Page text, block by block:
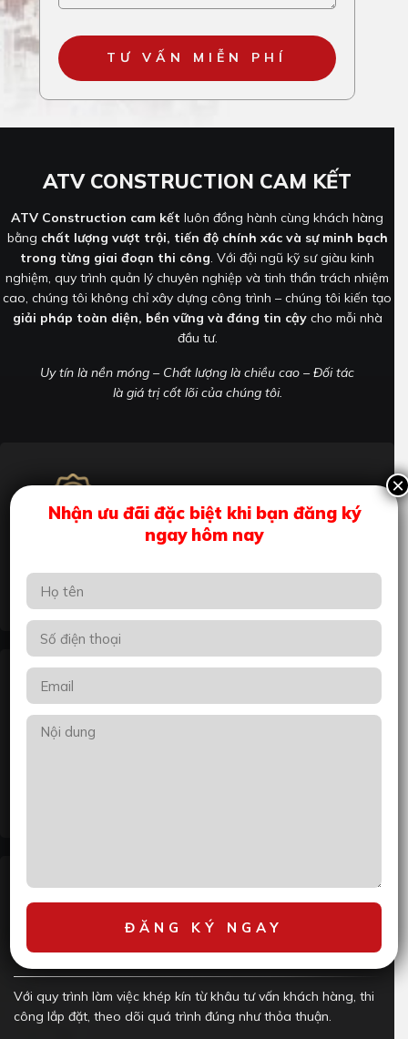
ATV CONSTRUCTION CAM KẾT
ATV Construction cam kết luôn đồng hành cùng khách hàng
bằng chất lượng vượt trội, tiến độ chính xác và sự minh bạch
trong từng giai đoạn thi công. Với đội ngũ kỹ sư giàu kinh
nghiệm, quy trình quản lý chuyên nghiệp và tinh thần trách nhiệm
cao, chúng tôi không chỉ xây dựng công trình – chúng tôi kiến tạo
giải pháp toàn diện, bền vững và đáng tin cậycho mỗi nhà
đầu tư.
Uy tín là nền móng – Chất lượng là chiều cao – Đối tác
là giá trị cốt lõi của chúng tôi.
CHẤT LƯỢNG DỊCH VỤ
Đội ngũ nhân sự, chuyên viên tư vấn đều có trình độ chuyên
môn cao, nhiều năm kinh nghiệm trong lĩnh vực thiết kế
QUY TRÌNH BÀI BẢN
Với quy trình làm việc khép kín từ khâu tư vấn khách hàng, thi
công lắp đặt, theo dõi quá trình đúng như thỏa thuận.
Nhận ưu đãi đặc biệt khi bạn đăng ký
ngay hôm nay
×